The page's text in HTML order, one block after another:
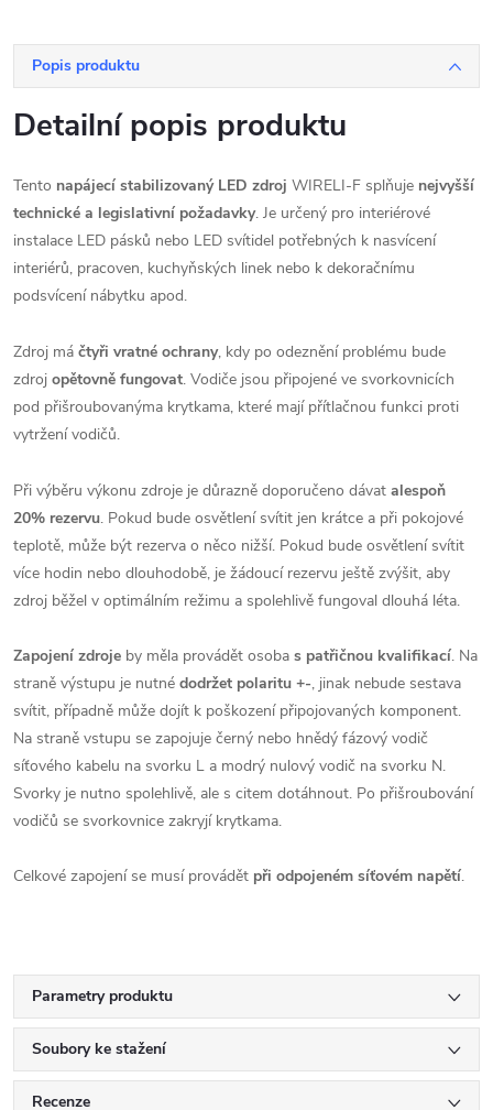
Popis produktu
Detailní popis produktu
Tento napájecí stabilizovaný LED zdroj WIRELI-F splňuje nejvyšší
technické a legislativní požadavky. Je určený pro interiérové
instalace LED pásků nebo LED svítidel potřebných k nasvícení
interiérů, pracoven, kuchyňských linek nebo k dekoračnímu
podsvícení nábytku apod.
Zdroj má čtyři vratné ochrany, kdy po odeznění problému bude
zdroj opětovně fungovat. Vodiče jsou připojené ve svorkovnicích
pod přišroubovanýma krytkama, které mají přítlačnou funkci proti
vytržení vodičů.
Při výběru výkonu zdroje je důrazně doporučeno dávat alespoň
20% rezervu. Pokud bude osvětlení svítit jen krátce a při pokojové
teplotě, může být rezerva o něco nižší. Pokud bude osvětlení svítit
více hodin nebo dlouhodobě, je žádoucí rezervu ještě zvýšit, aby
zdroj běžel v optimálním režimu a spolehlivě fungoval dlouhá léta.
Zapojení zdroje by měla provádět osoba s patřičnou kvalifikací. Na
straně výstupu je nutné dodržet polaritu +-, jinak nebude sestava
svítit, případně může dojít k poškození připojovaných komponent.
Na straně vstupu se zapojuje černý nebo hnědý fázový vodič
síťového kabelu na svorku L a modrý nulový vodič na svorku N.
Svorky je nutno spolehlivě, ale s citem dotáhnout. Po přišroubování
vodičů se svorkovnice zakryjí krytkama.
Celkové zapojení se musí provádět při odpojeném síťovém napětí.
Parametry produktu
Soubory ke stažení
Recenze